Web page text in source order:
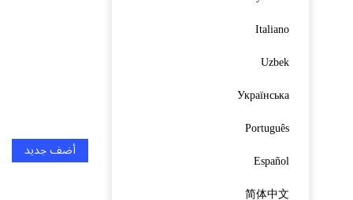
Italiano
Uzbek
Українська
Português
Español
简体中文
أضف جديد